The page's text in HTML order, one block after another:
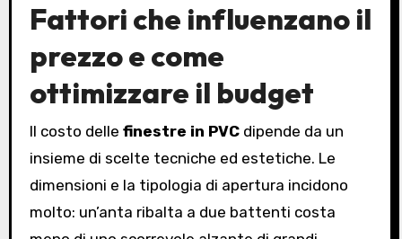
Fattori che influenzano il
prezzo e come
ottimizzare il budget
Il costo delle finestre in PVCdipende da un
insieme di scelte tecniche ed estetiche. Le
dimensioni e la tipologia di apertura incidono
molto: un’anta ribalta a due battenti costa